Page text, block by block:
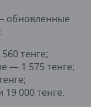
обновленные
тенге;
— 1 575 тенге;
000 тенге.